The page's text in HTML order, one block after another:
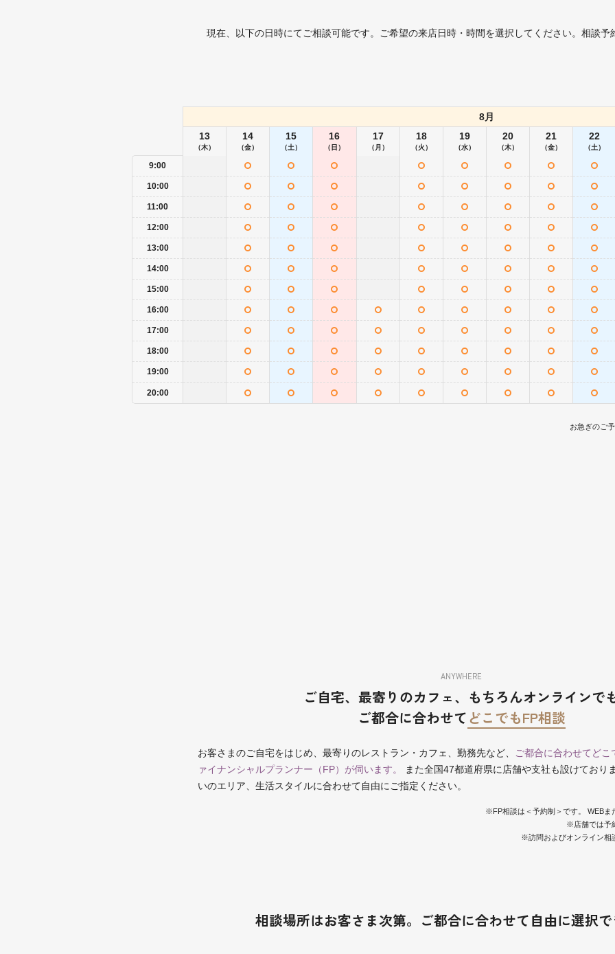
現在、以下の日時にてご相談可能です。ご希望の来店日時・時間を選択してください。相談予
9:00
10:00
11:00
12:00
13:00
14:00
15:00
16:00
17:00
18:00
19:00
20:00
8月
13
（木）
14
（金）
15
（土）
16
（日）
17
（月）
18
（火）
19
（水）
20
（木）
21
（金）
22
（土）
お急ぎのご
ANYWHERE
ご自宅、最寄りのカフェ、 もちろんオンラインで
ご都合に合わせてどこでもFP相談
お客さまのご自宅をはじめ、最寄りのレストラン・カフェ、勤務先など、
ご都合に合わせてど
ァイナンシャルプランナー（FP）が伺います。
また全国47都道府県に店舗や支社も設けており
いのエリア、生活スタイルに合わせて自由にご指定ください。
※FP相談は＜予約制＞です。 WEBま
※店舗では予
※訪問およびオンライン相
相談場所はお客さま次第。 ご都合に合わせて自由に選択